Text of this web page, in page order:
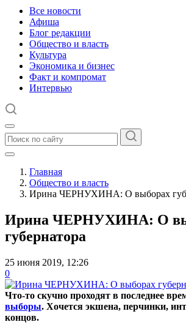
Все новости
Афиша
Блог редакции
Общество и власть
Культура
Экономика и бизнес
Факт и компромат
Интервью
Главная
Общество и власть
Ирина ЧЕРНУХИНА: О выборах
Ирина ЧЕРНУХИНА: О
губернатора
25 июня 2019, 12:26
0
Что-то скучно проходят в последнее
выборы. Хочется экшена, перчинки,
концов.